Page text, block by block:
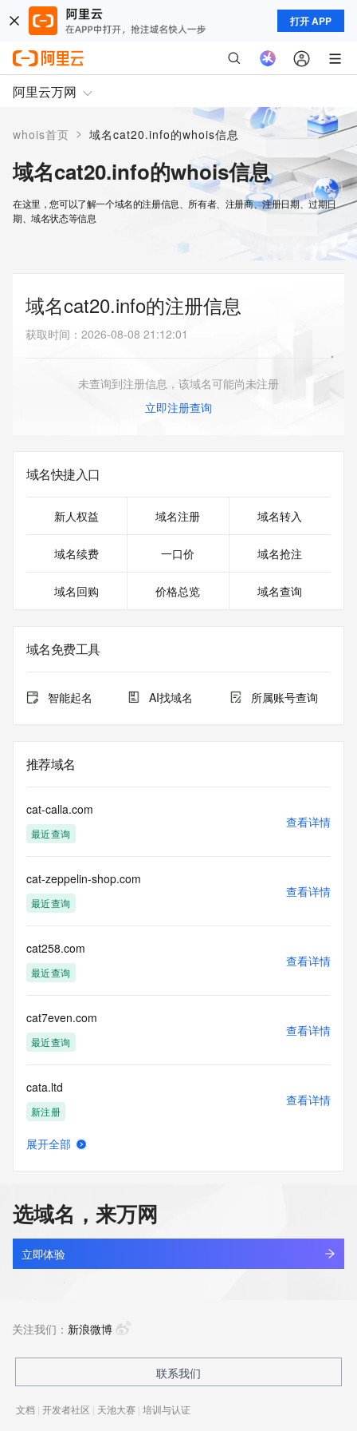
打开 APP
阿里云万网
whois首页 > 域名cat20.info的whois信息
域名cat20.info的whois信息
在这里，您可以了解一个域名的注册信息、所有者、注册商、注册日期、过期日
期、域名状态等信息
域名cat20.info的注册信息
获取时间 ： 2026-08-08 21:12:01
未查询到注册信息，该域名可能尚未注册
立即注册查询
域名快捷入口
新人权益 域名注册 域名转入
域名续费 一口价 域名抢注
域名回购 价格总览 域名查询
域名免费工具
智能起名 AI找域名 所属账号查询
推荐域名
cat-calla.com
最近查询
查看详情
cat-zeppelin-shop.com
最近查询
查看详情
cat258.com
最近查询
查看详情
cat7even.com
最近查询
查看详情
cata.ltd
新注册
查看详情
catakordeals.shop
新注册
查看详情
新注册
展开全部
选域名，来万网
立即体验
关注我们： 新浪微博
联系我们
文档 | 开发者社区 | 天池大赛 | 培训与认证